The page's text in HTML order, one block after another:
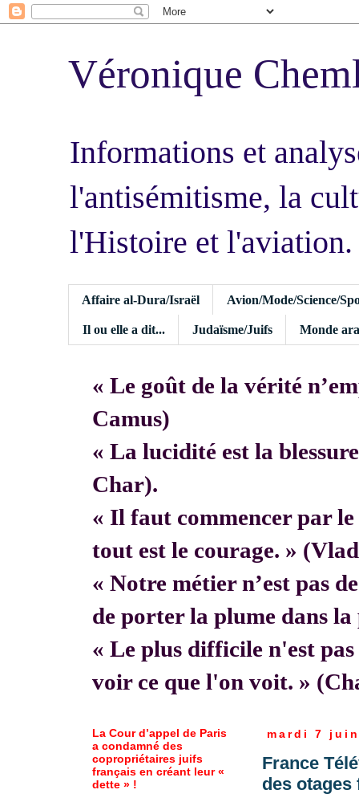
Véronique
Informations et
l'antisémitisme, la
l'Histoire et l'aviation.
Affaire al-Dura/Israël Avion/Mode/Science/
Il ou elle a dit... Judaïsme/Juifs Monde
« Le goût de la vérité
Camus)
« La lucidité est la
Char).
« Il faut commencer par le
tout est le courage. »
« Notre métier n’est pas
de porter la plume dans
« Le plus difficile n'est
voir ce que l'on voit. »
mardi 7
France
des otages
La Cour d’appel de Paris
a condamné des
copropriétaires juifs
français en créant leur «
dette » !